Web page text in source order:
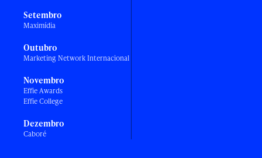
Setembro
Maximídia
Outubro
Marketing Network Internacional
Novembro
Effie Awards
Effie College
Dezembro
Caboré